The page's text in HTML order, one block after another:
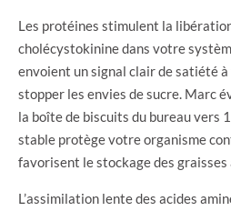
Les protéines stimulent la
cholécystokinine dans votre
envoient un signal clair de satiété
stopper les envies de sucre. Marc
la boîte de biscuits du bureau vers
stable protège votre organisme
favorisent le stockage des graisses
L’assimilation lente des acides